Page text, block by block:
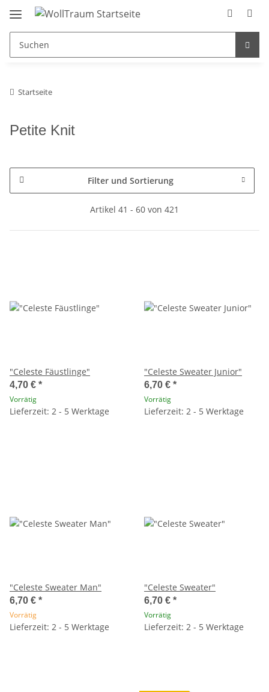
Startseite
Petite Knit
Filter und Sortierung
Artikel 41 - 60 von 421
"Celeste Fäustlinge"
4,70 € *
Vorrätig
Lieferzeit: 2 - 5 Werktage
"Celeste Sweater Junior"
6,70 € *
Vorrätig
Lieferzeit: 2 - 5 Werktage
"Celeste Sweater Man"
6,70 € *
Vorrätig
Lieferzeit: 2 - 5 Werktage
"Celeste Sweater"
6,70 € *
Vorrätig
Lieferzeit: 2 - 5 Werktage